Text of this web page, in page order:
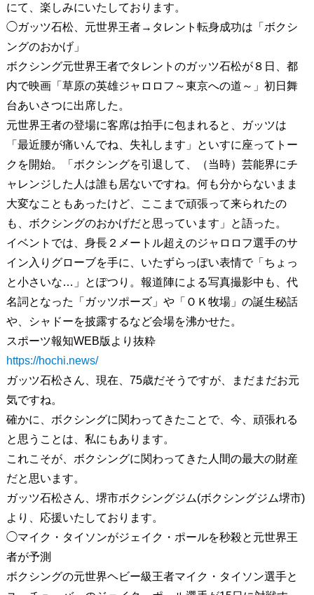
にて、楽しみにいたしております。
◯ガッツ石松、元世界王者→タレント転身成功は「ボクシ
ングのおかげ」
ボクシング元世界王者でタレントのガッツ石松が８日、都
内で映画「草原の英雄ジャロロフ～東京への道～」初日舞
台あいさつに出席した。
元世界王者の登場に客席は拍手に包まれると、ガッツは
「最近腰が痛いんでね、失礼します」といすに座ってトー
クを開始。「ボクシングを引退して、（当時）芸能界にチ
ャレンジした人は誰も居ないですね。何も分からないまま
大変なこともあったけど、ここまで頑張って来られたの
も、ボクシングのおかげだと思っています」と語った。
イベントでは、身長２メートル超えのジャロロフ選手のサ
イン入りグローブを手に、いたずらっぽい表情で「ちょっ
と小さいな…」とぽつり。報道陣による写真撮影中も、代
名詞となった「ガッツポーズ」や「ＯＫ牧場」の誕生秘話
や、シャドーを披露するなど会場を沸かせた。
スポーツ報知WEB版より抜粋
https://hochi.news/
ガッツ石松さん、現在、75歳だそうですが、まだまだお元
気ですね。
確かに、ボクシングに関わってきたことで、今、頑張れる
と思うことは、私にもあります。
これこそが、ボクシングに関わってきた人間の最大の財産
だと思います。
ガッツ石松さん、堺市ボクシングジム(ボクシングジム堺市)
より、応援いたしております。
◯マイク・タイソンがジェイク・ポールを秒殺と元世界王
者が予測
ボクシングの元世界ヘビー級王者マイク・タイソン選手と